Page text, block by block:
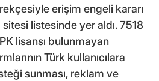
erişim engeli kararı
sitesi listesinde yer aldı. 7518
lisansı bulunmayan
Türk kullanıcılara
sunması, reklam ve